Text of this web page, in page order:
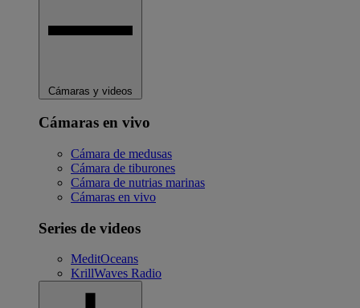
Cámaras y videos
Cámaras en vivo
Cámara de medusas
Cámara de tiburones
Cámara de nutrias marinas
Cámaras en vivo
Series de videos
MeditOceans
KrillWaves Radio